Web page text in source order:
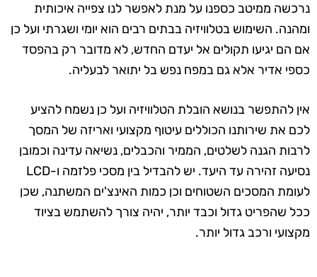
נרכשה ממיטב כספנו על מנת לאפשר לנו צפייה איכותית
ומהנה. השימוש בטלוויזיה בבתים רבים הוא יומי ושגרתי ועל כן
אם הם יגיעו תקולים אל יעדם החדש, לא מדובר רק בהפסד
כספי אדיר אלא גם במפח נפש בל יתואר לבעליה.
אין להתפשר בנושא הובלת הטלוויזיה ועל כן נשמח להציע
לכם את שירותנו הכוללים עיטוף מקצועי ואריזה של המסך
לרבות הגנה לשלטים, הממיר והכבלים, נשיאה עדינה וכמובן
נסיעה זהירה עד היעד. יש להבדיל בין מסכי פלזמה ו-LCD
לעומת המסכים השטוחים וכן כמות האינצ'ים המשתנה, שכן
ככל שהפריט גדול וכבד יותר, יהיה צורך להשתמש בציוד
מקצועי ורכב גדול יותר.